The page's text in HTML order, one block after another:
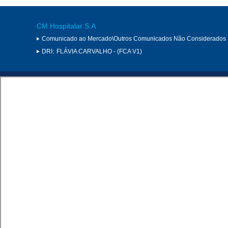
CM Hospitalar S.A
Comunicado ao Mercado\Outros Comunicados Não Considerados
DRI: FLÁVIA CARVALHO - (FCA V1)